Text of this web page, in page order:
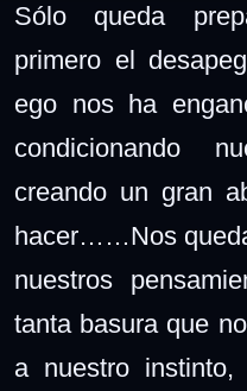
Sólo queda
primero el
ego nos ha
condicionando
creando un gran
hacer……Nos
nuestros
tanta basura que
a nuestro